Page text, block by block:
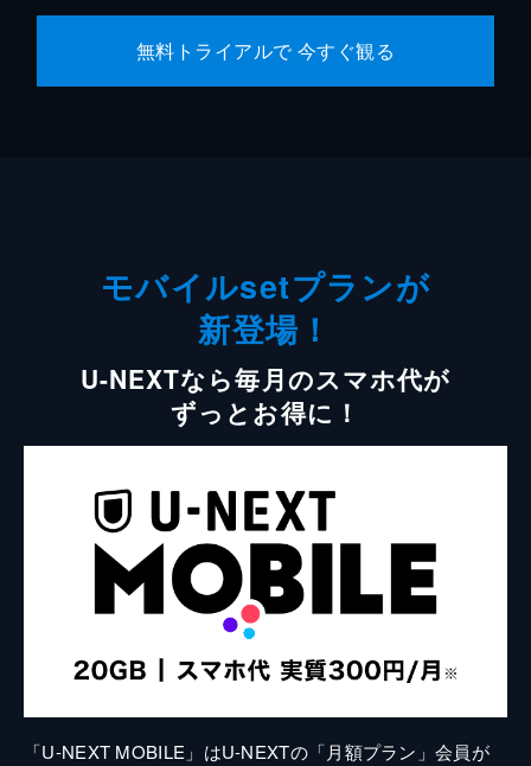
無料トライアルで 今すぐ観る
モバイルsetプランが
新登場！
U-NEXTなら毎月のスマホ代が
ずっとお得に！
「U-NEXT MOBILE」はU-NEXTの「月額プラン」会員が